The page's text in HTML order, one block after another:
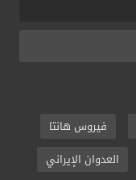
فيروس هانتا
العدوان الإيراني